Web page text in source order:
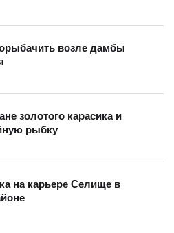
возле дамбы
золотого карасика и
рыбку
на карьере Селище в